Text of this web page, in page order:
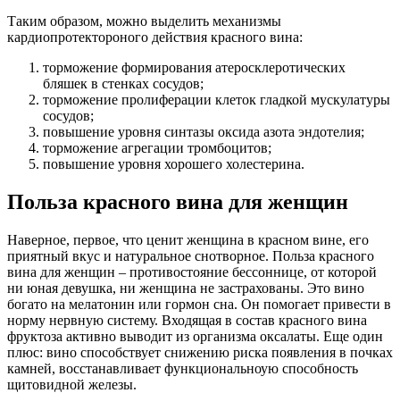
Таким образом, можно выделить механизмы
кардиопротектороного действия красного вина:
торможение формирования атеросклеротических
бляшек в стенках сосудов;
торможение пролиферации клеток гладкой мускулатуры
сосудов;
повышение уровня синтазы оксида азота эндотелия;
торможение агрегации тромбоцитов;
повышение уровня хорошего холестерина.
Польза красного вина для женщин
Наверное, первое, что ценит женщина в красном вине, его
приятный вкус и натуральное снотворное. Польза красного
вина для женщин – противостояние бессоннице, от которой
ни юная девушка, ни женщина не застрахованы. Это вино
богато на мелатонин или гормон сна. Он помогает привести в
норму нервную систему. Входящая в состав красного вина
фруктоза активно выводит из организма оксалаты. Еще один
плюс: вино способствует снижению риска появления в почках
камней, восстанавливает функциональноую способность
щитовидной железы.